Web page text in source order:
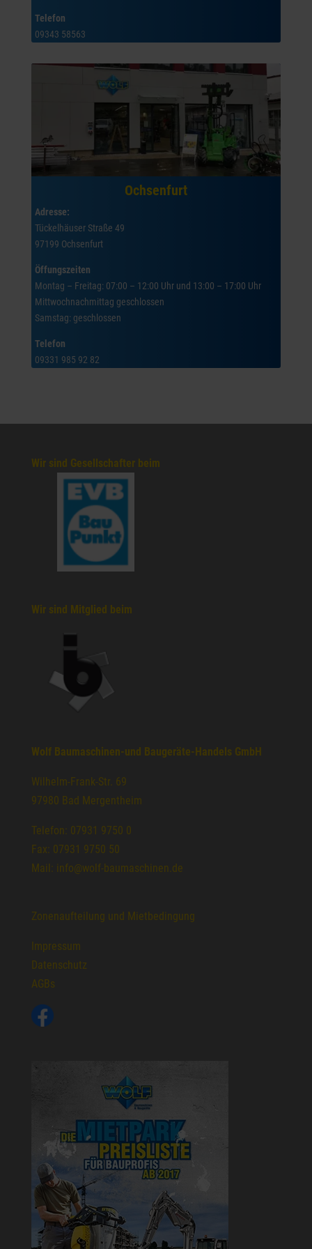
Telefon
09343 58563
Ochsenfurt
Adresse:
Tückelhäuser Straße 49
97199 Ochsenfurt
Öffungszeiten
Montag – Freitag: 07:00 – 12:00 Uhr und 13:00 – 17:00 Uhr
Mittwochnachmittag geschlossen
Samstag: geschlossen
Telefon
09331 985 92 82
Wir sind Gesellschafter beim
Wir sind Mitglied beim
Wolf Baumaschinen-und Baugeräte-Handels GmbH
Wilhelm-Frank-Str. 69
97980 Bad Mergentheim
Telefon: 07931 9750 0
Fax: 07931 9750 50
Mail: info@wolf-baumaschinen.de
Zonenaufteilung und Mietbedingung
Impressum
Datenschutz
AGBs